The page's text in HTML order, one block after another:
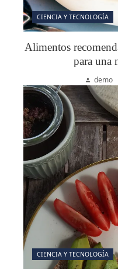
CIENCIA Y TECNOLOGÍA
Alimentos
para una
demo
CIENCIA Y TECNOLOGÍA